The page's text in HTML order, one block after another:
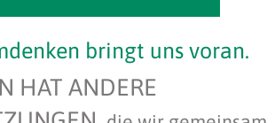
bringt uns voran.
HAT ANDERE